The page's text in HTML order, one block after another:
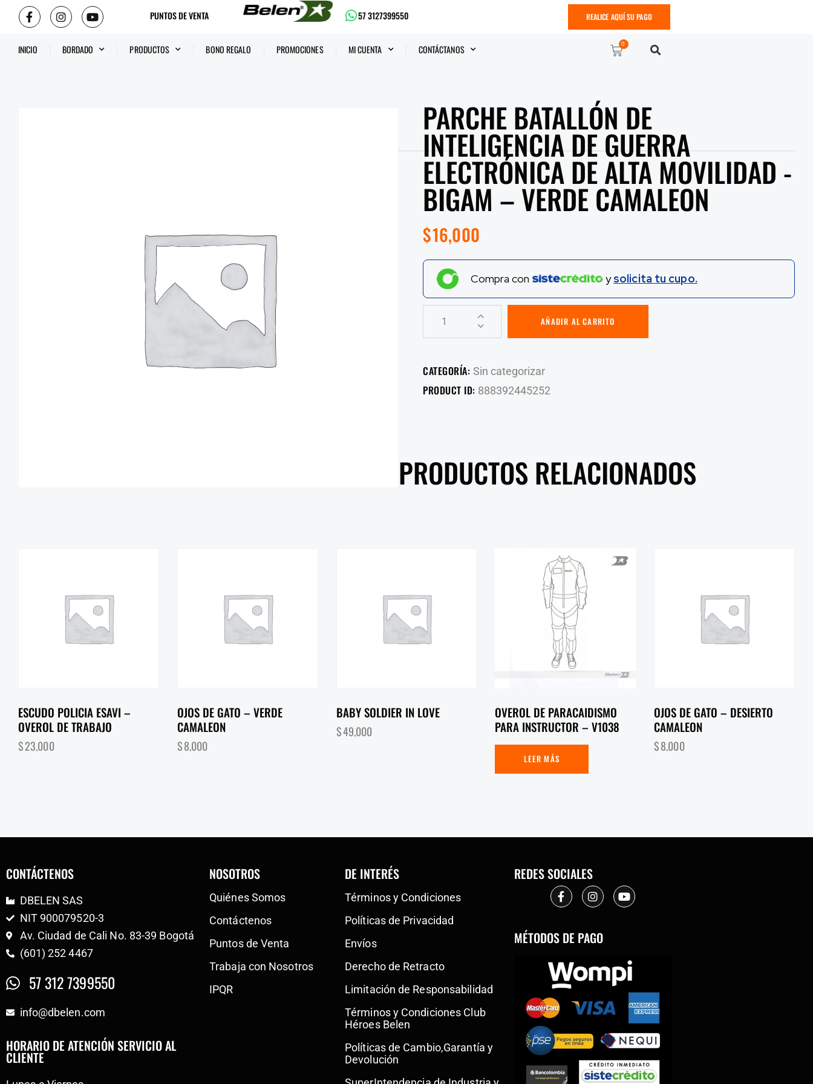
PUNTOS DE VENTA 57 3127399550 REALICE AQUÍ SU PAGO
INICIO BORDADO PRODUCTOS BONO REGALO PROMOCIONES MI CUENTA CONTÁCTANOS 0
PARCHE BATALLÓN DE
INTELIGENCIA DE GUERRA
ELECTRÓNICA DE ALTA MOVILIDAD -
BIGAM – VERDE CAMALEON
$16,000
Compra con ysolicita tu cupo.
AÑADIR AL CARRITO
CATEGORÍA: Sin categorizar
PRODUCT ID: 888392445252
PRODUCTOS RELACIONADOS
ESCUDO POLICIA ESAVI –
OVEROL DE TRABAJO
$23,000
OJOS DE GATO – VERDE
CAMALEON
$8,000
BABY SOLDIER IN LOVE
$49,000
OVEROL DE PARACAIDISMO
PARA INSTRUCTOR – V1038
LEER MÁS
OJOS DE GATO – DESIERTO
CAMALEON
$8,000
CONTÁCTENOS
DBELEN SAS
NIT 900079520-3
Av. Ciudad de Cali No. 83-39 Bogotá
(601) 252 4467
57 312 7399550
info@dbelen.com
HORARIO DE ATENCIÓN SERVICIO AL
CLIENTE
NOSOTROS
Quiénes Somos
Contáctenos
Puntos de Venta
Trabaja con Nosotros
IPQR
DE INTERÉS
Términos y Condiciones
Políticas de Privacidad
Envíos
Derecho de Retracto
Limitación de Responsabilidad
Términos y Condiciones Club
Héroes Belen
Políticas de Cambio,Garantía y
Devolución
REDES SOCIALES
MÉTODOS DE PAGO